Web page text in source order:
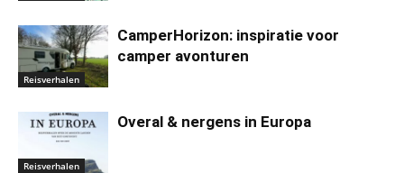
Reisverhalen
CamperHorizon: inspiratie voor
camper avonturen
Reisverhalen
Overal & nergens in Europa